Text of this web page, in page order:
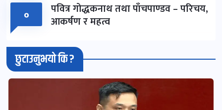
०
पवित्र गोद्धकनाथ तथा पाँचपाण्डव – परिचय,
आकर्षण र महत्व
छुटाउनुभयो कि ?